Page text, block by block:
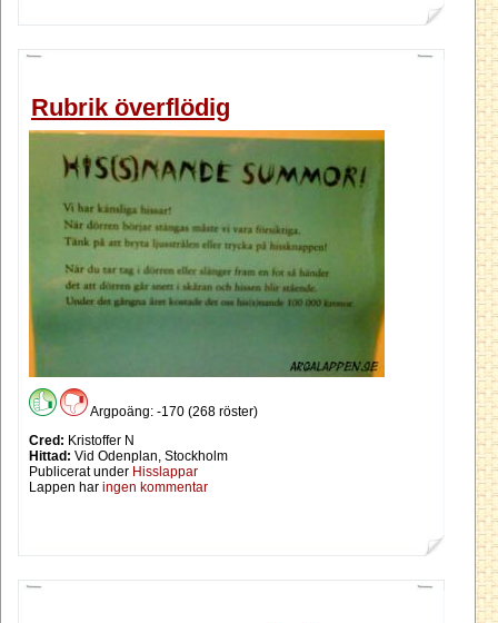
Rubrik överflödig
Argpoäng: -170 (268 röster)
Cred: Kristoffer N
Hittad: Vid Odenplan, Stockholm
Publicerat under Hisslappar
Lappen har ingen kommentar